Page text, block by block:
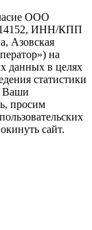
ООО
ИНН/КПП
Азовская
на
данных в целях
статистики
Ваши
просим
сайт.